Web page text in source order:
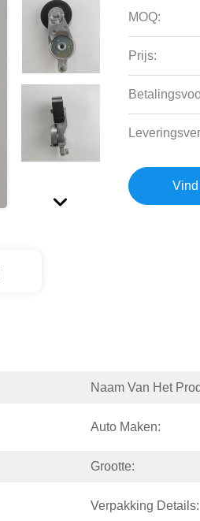
MOQ:
Prijs:
Naam Van Het
Auto Maken:
Grootte:
Verpakking Details: